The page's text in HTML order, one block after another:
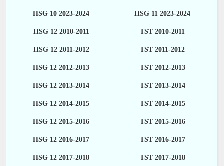
HSG 10 2023-2024 HSG 11 2023-2024
HSG 12 2010-2011 TST 2010-2011
HSG 12 2011-2012 TST 2011-2012
HSG 12 2012-2013 TST 2012-2013
HSG 12 2013-2014 TST 2013-2014
HSG 12 2014-2015 TST 2014-2015
HSG 12 2015-2016 TST 2015-2016
HSG 12 2016-2017 TST 2016-2017
HSG 12 2017-2018 TST 2017-2018